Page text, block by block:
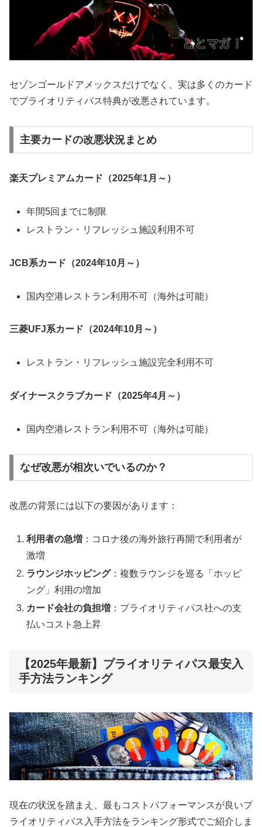
セゾンゴールドアメックスだけでなく、実は多くのカード
でプライオリティパス特典が改悪されています。
主要カードの改悪状況まとめ
楽天プレミアムカード（2025年1月～）
年間5回までに制限
レストラン・リフレッシュ施設利用不可
JCB系カード（2024年10月～）
国内空港レストラン利用不可（海外は可能）
三菱UFJ系カード（2024年10月～）
レストラン・リフレッシュ施設完全利用不可
ダイナースクラブカード（2025年4月～）
国内空港レストラン利用不可（海外は可能）
なぜ改悪が相次いでいるのか？
改悪の背景には以下の要因があります：
利用者の急増 ：コロナ後の海外旅行再開で利用者が
激増
ラウンジホッピング：複数ラウンジを巡る「ホッピ
ング」利用の増加
カード会社の負担増 ：プライオリティパス社への支
払いコスト急上昇
【2025年最新】プライオリティパス最安入
手方法ランキング
現在の状況を踏まえ、最もコストパフォーマンスが良いプ
ライオリティパス入手方法をランキング形式でご紹介しま